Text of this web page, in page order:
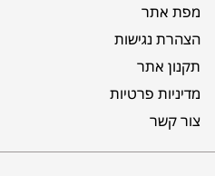
מפת אתר
הצהרת נגישות
תקנון אתר
מדיניות פרטיות
צור קשר